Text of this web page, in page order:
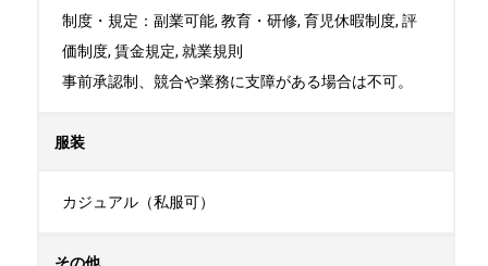
制度・規定：副業可能, 教育・研修, 育児休暇制度, 評
価制度, 賃金規定, 就業規則
事前承認制、競合や業務に支障がある場合は不可。
服装
カジュアル（私服可）